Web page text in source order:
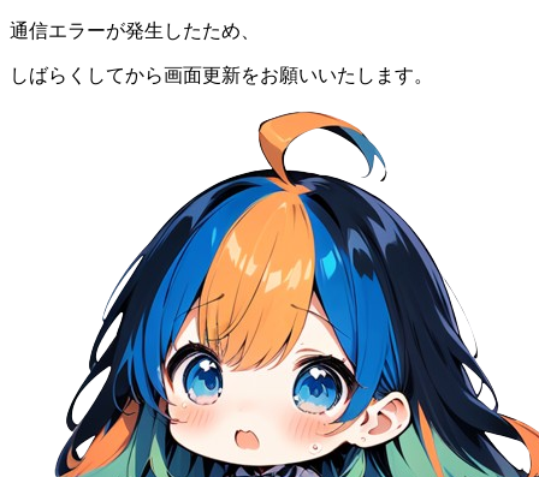
通信エラーが発生したため、
しばらくしてから画面更新をお願いいたします。